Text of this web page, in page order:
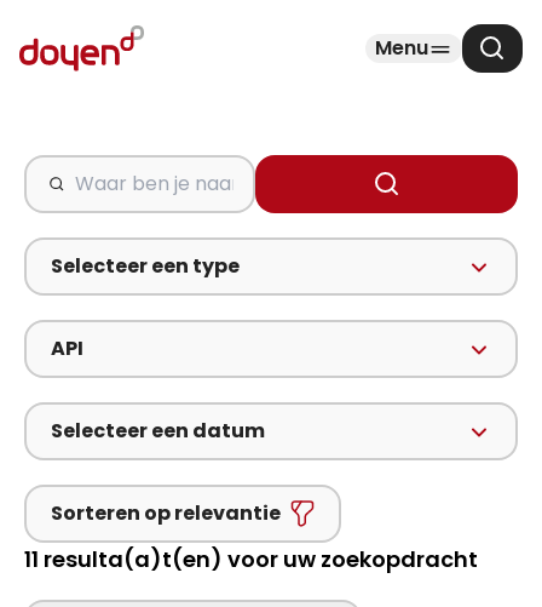
Menu
doyen search label
Zoeken
Type inhoud
Selecteer een type
Thema van de inhoud
API
Datum van de inhoud
Selecteer een datum
Sorteerrichting
Sorteren op relevantie
11 resulta(a)t(en) voor uw zoekopdracht